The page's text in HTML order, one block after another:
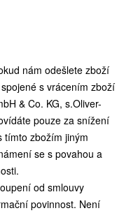
nám odešlete zboží
s vrácením zboží
& Co. KG, s.Oliver-
pouze za snížení
tímto zbožím jiným
se s povahou a
od smlouvy
povinnost. Není